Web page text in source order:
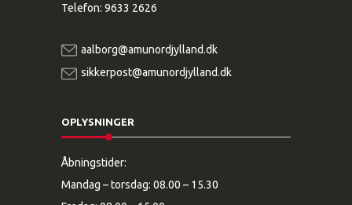
Telefon: 9633 2626
aalborg@amunordjylland.dk
sikkerpost@amunordjylland.dk
OPLYSNINGER
Åbningstider:
Mandag – torsdag: 08.00 – 15.30